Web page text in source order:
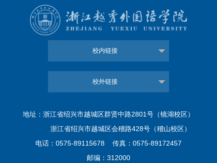
校内链接
校外链接
地址：浙江省绍兴市越城区群贤中路2801号（镜湖校区）
浙江省绍兴市越城区会稽路428号（稽山校区）
电话：0575-89115678 传真：0575-89172457
邮编：312000